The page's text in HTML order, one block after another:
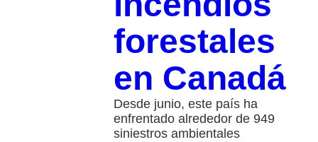
forestales
en Canadá
Desde junio, este país ha
enfrentado alrededor de 949
siniestros ambientales